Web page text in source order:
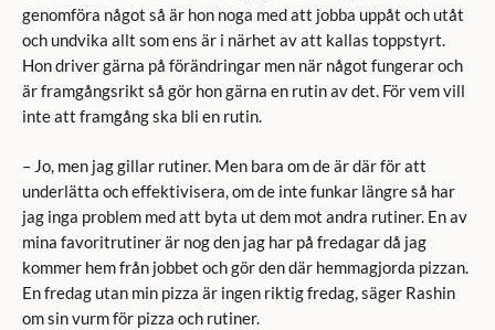
genomföra något så är hon noga med att jobba uppåt och utåt
och undvika allt som ens är i närhet av att kallas toppstyrt.
Hon driver gärna på förändringar men när något fungerar och
är framgångsrikt så gör hon gärna en rutin av det. För vem vill
inte att framgång ska bli en rutin.
– Jo, men jag gillar rutiner. Men bara om de är där för att
underlätta och effektivisera, om de inte funkar längre så har
jag inga problem med att byta ut dem mot andra rutiner. En av
mina favoritrutiner är nog den jag har på fredagar då jag
kommer hem från jobbet och gör den där hemmagjorda pizzan.
En fredag utan min pizza är ingen riktig fredag, säger Rashin
om sin vurm för pizza och rutiner.